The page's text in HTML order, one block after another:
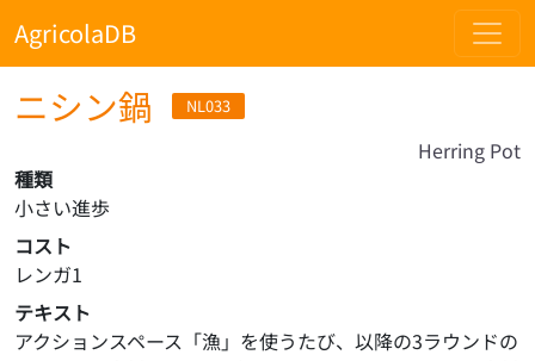
AgricolaDB
ニシン鍋 NL033
Herring Pot
種類
小さい進歩
コスト
レンガ1
テキスト
アクションスペース「漁」を使うたび、以降の3ラウンドの